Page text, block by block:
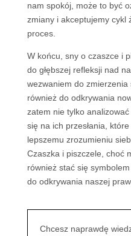
nam spokój, może to być
zmiany i akceptujemy cykl
proces.
W końcu, sny o czaszce i
do głębszej refleksji nad
wezwaniem do
również do odkrywania
zatem nie tylko
się na ich przesłania,
lepszemu zrozumieniu
Czaszka i piszczele, choć
również stać się
do odkrywania naszej
Chcesz naprawdę